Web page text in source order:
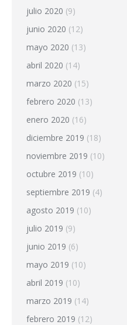
julio 2020 (9)
junio 2020 (12)
mayo 2020 (13)
abril 2020 (14)
marzo 2020 (15)
febrero 2020 (13)
enero 2020 (16)
diciembre 2019 (18)
noviembre 2019 (10)
octubre 2019 (10)
septiembre 2019 (4)
agosto 2019 (10)
julio 2019 (9)
junio 2019 (6)
mayo 2019 (10)
abril 2019 (10)
marzo 2019 (14)
febrero 2019 (12)